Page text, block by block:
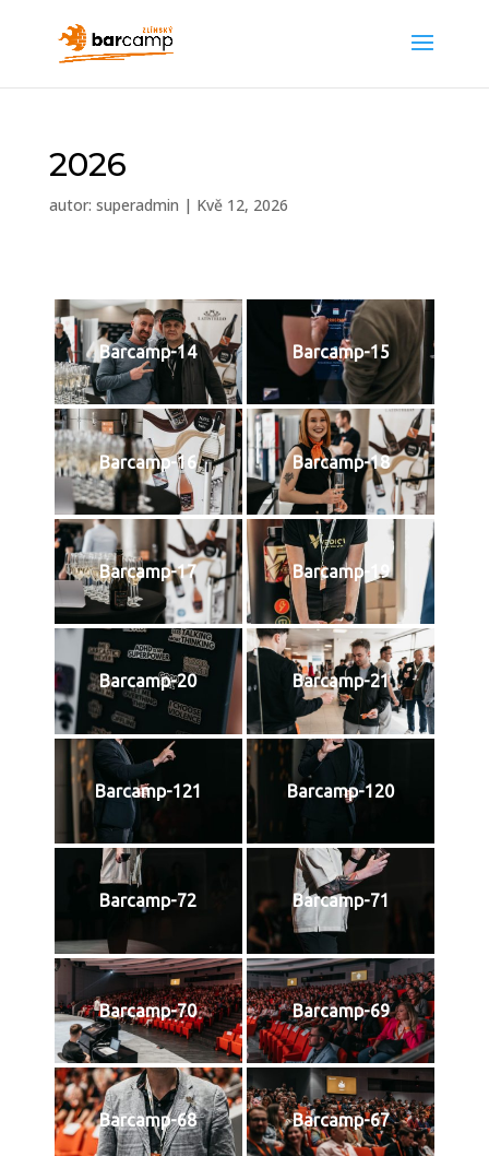
2026
autor: superadmin | Kvě 12, 2026
Barcamp-14 Barcamp-15
Barcamp-16 Barcamp-18
Barcamp-17 Barcamp-19
Barcamp-20 Barcamp-21
Barcamp-121 Barcamp-120
Barcamp-72 Barcamp-71
Barcamp-70 Barcamp-69
Barcamp-68 Barcamp-67